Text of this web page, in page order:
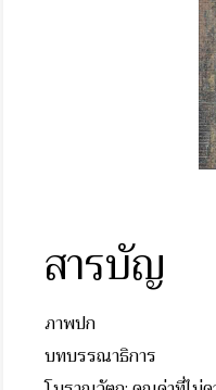
สารบัญ
ภาพปก
บทบรรณาธิการ